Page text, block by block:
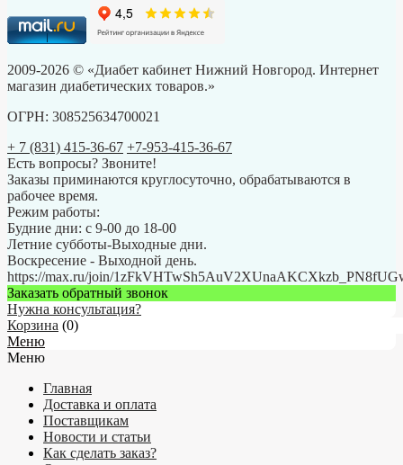
2009-2026 © «Диабет кабинет Нижний Новгород. Интернет
магазин диабетических товаров.»
ОГРН: 308525634700021
+ 7 (831) 415-36-67 +7-953-415-36-67
Есть вопросы? Звоните!
Заказы приминаются круглосуточно, обрабатываются в
рабочее время.
Режим работы:
Будние дни: с 9-00 до 18-00
Летние субботы-Выходные дни.
Воскресение - Выходной день.
https://max.ru/join/
Заказать обратный звонок
Нужна консультация?
Корзина (0)
Меню
Меню
Главная
Доставка и оплата
Поставщикам
Новости и статьи
Как сделать заказ?